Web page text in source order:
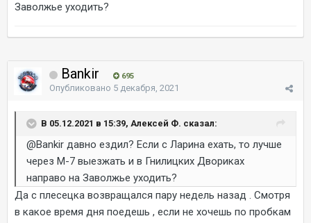
Заволжье уходить?
Bankir 695
Опубликовано 5 декабря, 2021
В 05.12.2021 в 15:39, Алексей Ф. сказал:
@Bankir давно ездил? Если с Ларина ехать, то лучше
через М-7 выезжать и в Гнилицких Двориках
направо на Заволжье уходить?
Да с плесецка возвращался пару недель назад . Смотря
в какое время дня поедешь , если не хочешь по пробкам